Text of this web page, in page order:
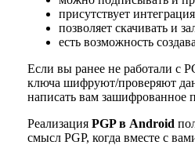
присутствует
позволяет скачивать и
есть возможность
Если вы ранее не работали с
ключа шифруют/проверяют
написать вам зашифрованное
Реализация PGP в Android
смысл PGP, когда вместе с